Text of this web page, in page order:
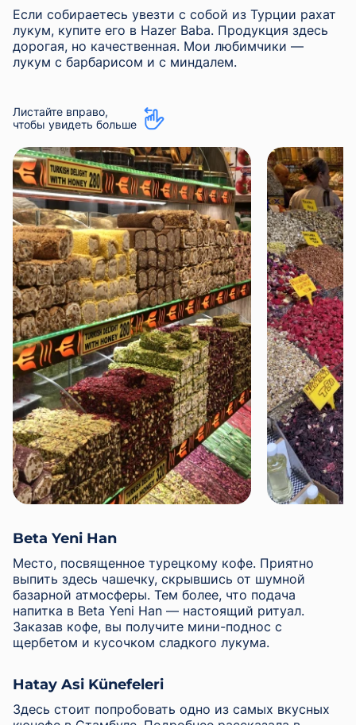
Если собираетесь увезти с собой из Турции рахат
лукум, купите его в Hazer Baba. Продукция здесь
дорогая, но качественная. Мои любимчики —
лукум с барбарисом и с миндалем.
Листайте вправо,
чтобы увидеть больше
Beta Yeni Han
Место, посвященное турецкому кофе. Приятно
выпить здесь чашечку, скрывшись от шумной
базарной атмосферы. Тем более, что подача
напитка в Beta Yeni Han — настоящий ритуал.
Заказав кофе, вы получите мини-поднос с
щербетом и кусочком сладкого лукума.
Hatay Asi Künefeleri
Здесь стоит попробовать одно из самых вкусных